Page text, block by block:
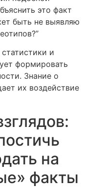
это факт
быть не выявляю
и
формировать
Знание о
их воздействие
на
факты